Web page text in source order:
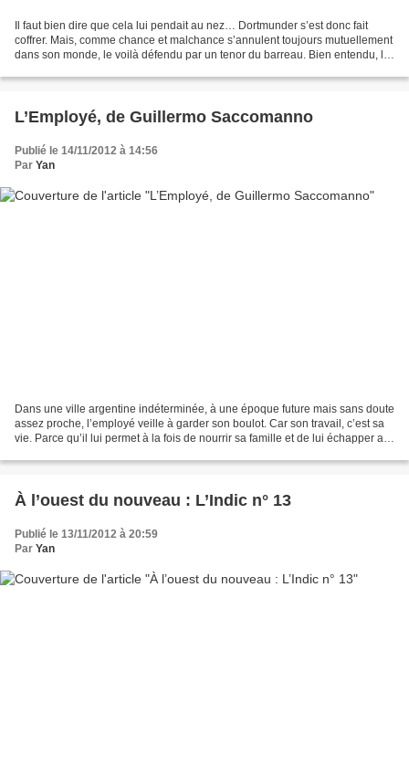
Il faut bien dire que cela lui pendait au nez… Dortmunder s’est donc fait
coffrer. Mais, comme chance et malchance s’annulent toujours mutuellement
dans son monde, le voilà défendu par un tenor du barreau. Bien entendu, le
L’Employé, de Guillermo Saccomanno
Publié le 14/11/2012 à 14:56
Par Yan
Dans une ville argentine indéterminée, à une époque future mais sans doute
assez proche, l’employé veille à garder son boulot. Car son travail, c’est sa
vie. Parce qu’il lui permet à la fois de nourrir sa famille et de lui échapper au
À l’ouest du nouveau : L’Indic n° 13
Publié le 13/11/2012 à 20:59
Par Yan